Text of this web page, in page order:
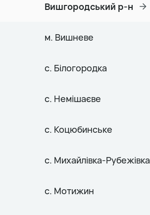
Вишгородський р-н
м. Вишневе
с. Білогородка
с. Немішаєве
с. Коцюбинське
с. Михайлівка-Рубежівка
с. Мотижин